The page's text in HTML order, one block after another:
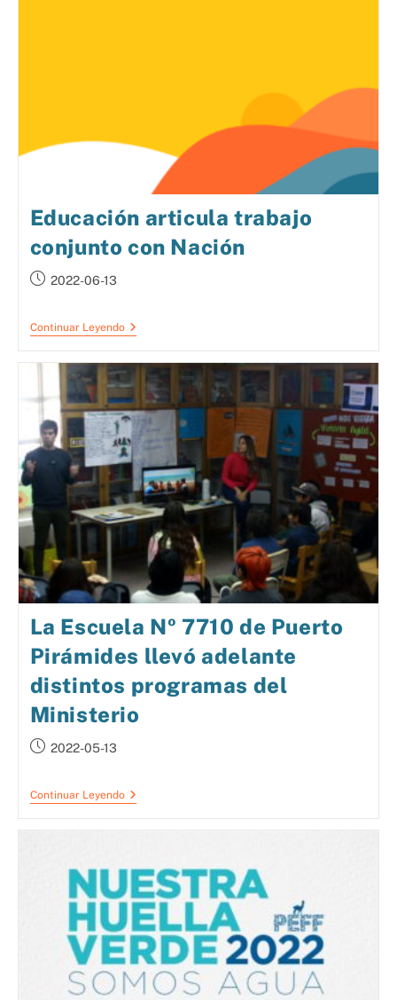
Educación articula trabajo
conjunto con Nación
2022-06-13
Continuar Leyendo
La Escuela Nº 7710 de Puerto
Pirámides llevó adelante
distintos programas del
Ministerio
2022-05-13
Continuar Leyendo